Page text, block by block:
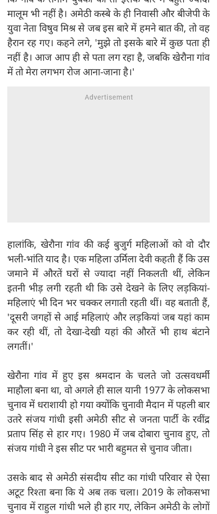
मालूम भी नहीं है। अमेठी कस्बे के ही निवासी और बीजेपी के
युवा नेता विषुव मिश्र से जब इस बारे में हमने बात की, तो वह
हैरान रह गए। कहने लगे, 'मुझे तो इसके बारे में कुछ पता ही
नहीं है। आज आप ही से पता लग रहा है, जबकि खेरौना गांव
में तो मेरा लगभग रोज आना-जाना है।'
हालांकि, खेरौना गांव की कई बुजुर्ग महिलाओं को वो दौर
भली-भांति याद है। एक महिला उर्मिला देवी कहती हैं कि उस
जमाने में औरतें घरों से ज्यादा नहीं निकलती थीं, लेकिन
इतनी भीड़ लगी रहती थी कि उसे देखने के लिए लड़़कियां-
महिलाएं भी दिन भर चक्कर लगाती रहती थीं। वह बताती हैं,
'दूसरी जगहों से आई महिलाएं और लड़कियां जब यहां काम
कर रही थीं, तो देखा-देखी यहां की औरतें भी हाथ बंटाने
लगतीं।'
खेरौना गांव में हुए इस श्रमदान के चलते जो उत्सवधर्मी
माहौला बना था, वो अगले ही साल यानी 1977 के लोकसभा
चुनाव में धराशायी हो गया क्योंकि चुनावी मैदान में पहली बार
उतरे संजय गांधी इसी अमेठी सीट से जनता पार्टी के रवींद्र
प्रताप सिंह से हार गए। 1980 में जब दोबारा चुनाव हुए, तो
संजय गांधी ने इस सीट पर भारी बहुमत से चुनाव जीता।
उसके बाद से अमेठी संसदीय सीट का गांधी परिवार से ऐसा
अटूट रिश्ता बना कि ये अब तक चला। 2019 के लोकसभा
चुनाव में राहुल गांधी भले ही हार गए, लेकिन अमेठी के लोगों